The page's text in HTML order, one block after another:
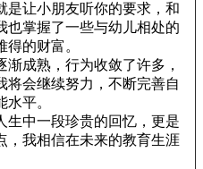
是让小朋友听你的要求，和
也掌握了一些与幼儿相处的
的财富。
成熟，行为收敛了许多，
将会继续努力，不断完善自
平。
中一段珍贵的回忆，更是
，我相信在未来的教育生涯